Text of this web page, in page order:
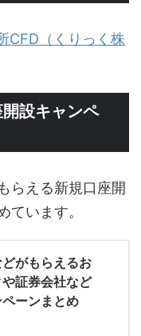
CFD（くりっく株
設キャンペ
らえる新規口座開
ています。
がもらえるお
証券会社など
ーンまとめ